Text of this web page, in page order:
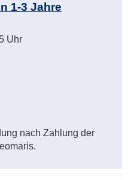
1-3 Jahre
Uhr
nach Zahlung der